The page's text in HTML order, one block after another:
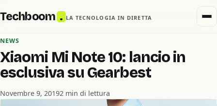
Techboom . LA TECNOLOGIA IN DIRETTA
NEWS
Xiaomi Mi Note 10: lancio in
esclusiva su Gearbest
Novembre 9, 20192 min di lettura